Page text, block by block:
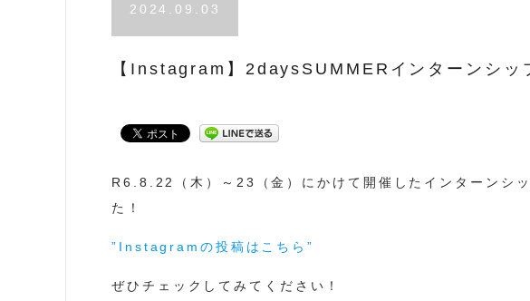
2024.09.03
【Instagram】2daysSUMMERインターンシッ
R6.8.22（木）～23（金）にかけて開催したインターンシ
た！
”Instagramの投稿はこちら”
ぜひチェックしてみてください！